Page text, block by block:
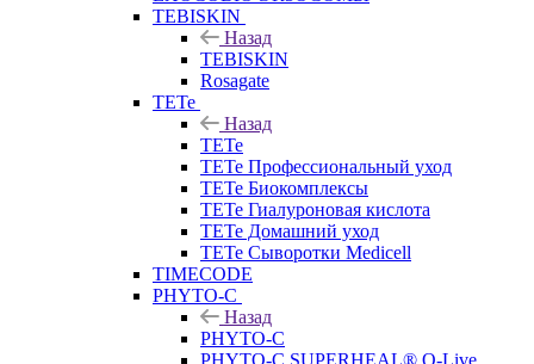
TEBISKIN
Назад
TEBISKIN
Rosagate
TETe
Назад
TETe
TETe Профессиональный уход
TETe Биокомплексы
TETe Гиалуроновая кислота
TETe Домашний уход
TETe Сыворотки Medicell
TIMECODE
PHYTO-C
Назад
PHYTO-C
PHYTO-C SUPERHEAL® O-Live